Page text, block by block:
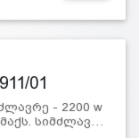
01
- 2200 w
სიმძლავ…